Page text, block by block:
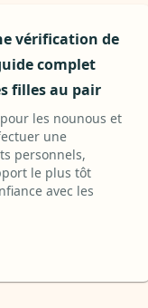
vérification de
complet
filles au pair
les nounous et
une
personnels,
le plus tôt
avec les